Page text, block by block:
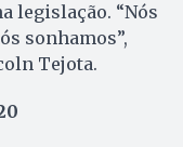
legislação. “Nós
sonhamos”,
Tejota.